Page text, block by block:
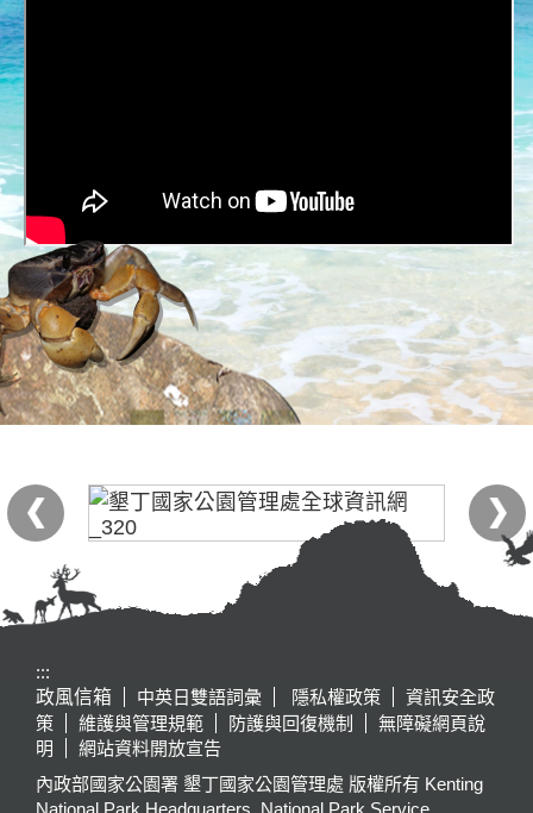
:::
政風信箱
中英日雙語詞彙 隱私權政策
資訊安全政
策
維護與管理規範 防護與回復機制
無障礙網頁說
明
網站資料開放宣告
內政部國家公園署 墾丁國家公園管理處 版權所有 Kenting
National Park Headquarters, National Park Service,